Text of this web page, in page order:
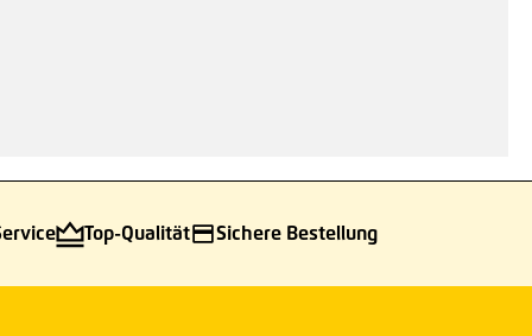
Top-Qualität Sichere Bestellung